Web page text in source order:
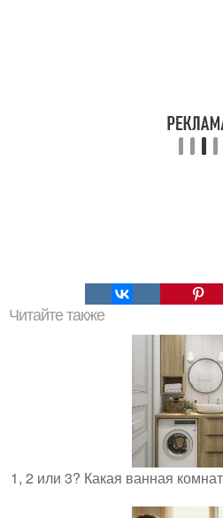
Читайте также
1, 2 или 3? Какая ванная